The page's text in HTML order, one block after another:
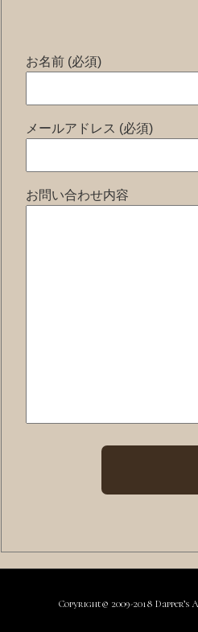
お名前 (必須)
メールアドレス (必須)
お問い合わせ内容
Copyright© 2009-2018